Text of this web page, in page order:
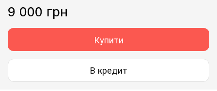
9 000 грн
Купити
В кредит